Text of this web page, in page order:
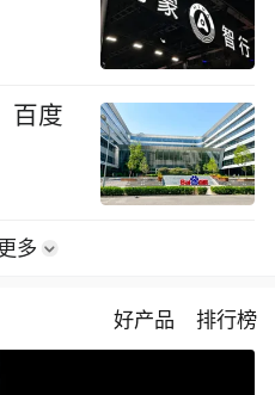
百度
多
好产品 排行榜